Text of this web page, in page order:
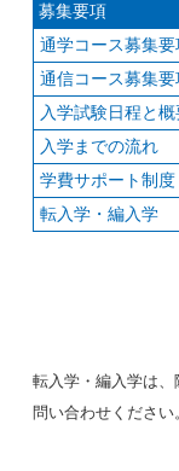
募集要項
通学コース募集
通信コース募集
入学試験日程と概
入学までの流れ
学費サポート制度
転入学・編入学
転入学・編入学は
問い合わせください